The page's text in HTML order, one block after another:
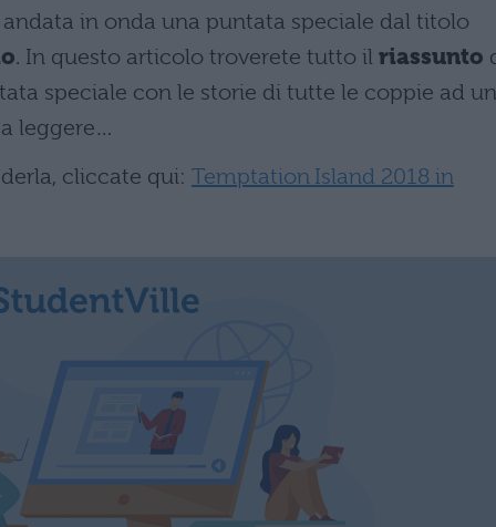
in onda una puntata speciale dal titolo
. In questo articolo troverete tutto il riassunto
speciale con le storie di tutte le coppie ad un
leggere…
cliccate qui: Temptation Island 2018 in